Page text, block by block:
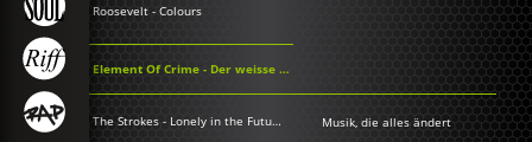
Roosevelt - Colours
Element Of Crime - Der weisse Hai
The Strokes - Lonely in the Future Musik, die alles ändert